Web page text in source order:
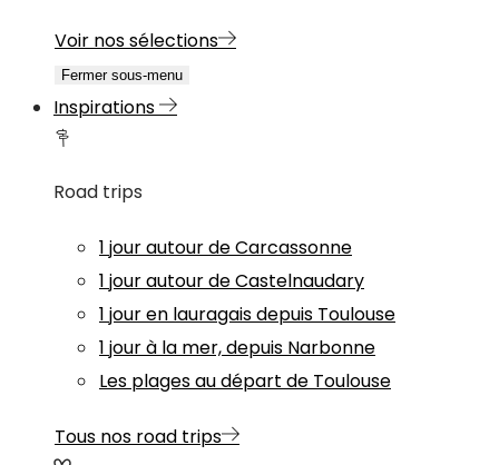
Voir nos sélections
Fermer sous-menu
Inspirations
Road trips
1 jour autour de Carcassonne
1 jour autour de Castelnaudary
1 jour en lauragais depuis Toulouse
1 jour à la mer, depuis Narbonne
Les plages au départ de Toulouse
Tous nos road trips